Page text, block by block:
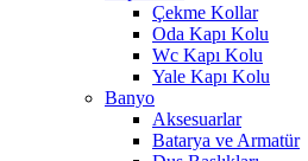
Çekme Kollar
Oda Kapı Kolu
Wc Kapı Kolu
Yale Kapı Kolu
Banyo
Aksesuarlar
Batarya ve Armatür